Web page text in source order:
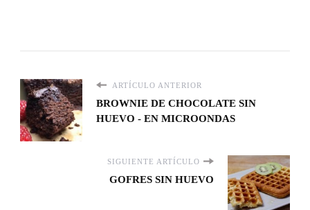
ARTÍCULO ANTERIOR
BROWNIE DE CHOCOLATE SIN
HUEVO - EN MICROONDAS
SIGUIENTE ARTÍCULO
GOFRES SIN HUEVO